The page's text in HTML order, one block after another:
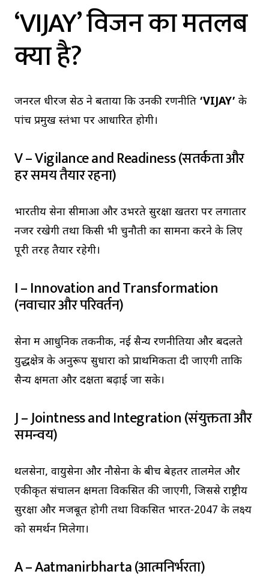
‘VIJAY’ विजन का मतलब
क्या है?
जनरल धीरज सेठ ने बताया कि उनकी रणनीति ‘VIJAY’ के
पांच प्रमुख स्तंभों पर आधारित होगी।
V – Vigilance and Readiness (सतर्कता और
हर समय तैयार रहना)
भारतीय सेना सीमाओं और उभरते सुरक्षा खतरों पर लगातार
नजर रखेगी तथा किसी भी चुनौती का सामना करने के लिए
पूरी तरह तैयार रहेगी।
I – Innovation and Transformation
(नवाचार और परिवर्तन)
सेना में आधुनिक तकनीक, नई सैन्य रणनीतियों और बदलते
युद्धक्षेत्र के अनुरूप सुधारों को प्राथमिकता दी जाएगी ताकि
सैन्य क्षमता और दक्षता बढ़ाई जा सके।
J – Jointness and Integration (संयुक्तता और
समन्वय)
थलसेना, वायुसेना और नौसेना के बीच बेहतर तालमेल और
एकीकृत संचालन क्षमता विकसित की जाएगी, जिससे राष्ट्रीय
सुरक्षा और मजबूत होगी तथा विकसित भारत-2047 के लक्ष्य
को समर्थन मिलेगा।
A – Aatmanirbharta (आत्मनिर्भरता)